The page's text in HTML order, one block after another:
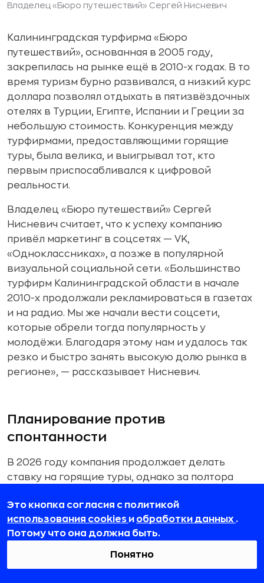
Владелец «Бюро путешествий» Сергей Нисневич
Калининградская турфирма «Бюро
путешествий», основанная в 2005 году,
закрепилась на рынке ещё в 2010-х годах. В то
время туризм бурно развивался, а низкий курс
доллара позволял отдыхать в пятизвёздочных
отелях в Турции, Египте, Испании и Греции за
небольшую стоимость. Конкуренция между
турфирмами, предоставляющими горящие
туры, была велика, и выигрывал тот, кто
первым приспосабливался к цифровой
реальности.
Владелец «Бюро путешествий» Сергей
Нисневич считает, что к успеху компанию
привёл маркетинг в соцсетях — VK,
«Одноклассниках», а позже в популярной
визуальной социальной сети. «Большинство
турфирм Калининградской области в начале
2010-х продолжали рекламироваться в газетах
и на радио. Мы же начали вести соцсети,
которые обрели тогда популярность у
молодёжи. Благодаря этому нам и удалось так
резко и быстро занять высокую долю рынка в
регионе», — рассказывает Нисневич.
Планирование против
спонтанности
В 2026 году компания продолжает делать
ставку на горящие туры, однако за полтора
Если в 2010-х, вспоминает Сергей Нисневич,
горящими турами называли срочные
предложения, которые позволяли поселиться в
хорошем отеле за небольшую стоимость, то
десятилетие спустя быстрая покупка тура
Это кнопка согласия с политикой
использования cookies и обработки данных .
Потому что она должна быть.
Понятно